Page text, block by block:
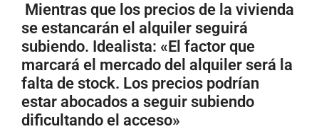
Mientras que los precios de la vivienda
se estancarán el alquiler seguirá
subiendo. Idealista: «El factor que
marcará el mercado del alquiler será la
falta de stock. Los precios podrían
estar abocados a seguir subiendo
dificultando el acceso»